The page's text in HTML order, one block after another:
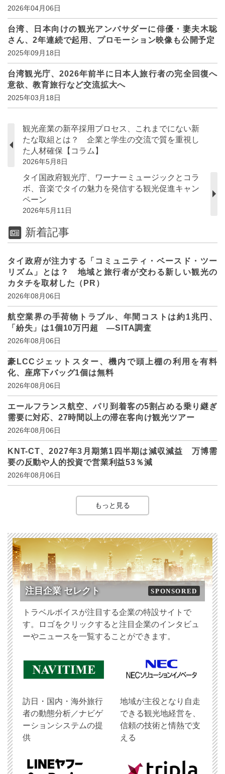
2026年04月06日
台湾、日本向けの観光アンバサダーに俳優・妻夫木聡
さん、2年連続で起用、プロモーション映像も公開予定
2025年09月18日
台湾観光庁、2026年前半に日本人旅行者の完全回復へ
意欲、教育旅行など交流拡大へ
2025年03月18日
観光産業の新卒採用プロセス、これまでにない新
たな取組とは？ 企業と学生の交流で質を重視し
た人材確保【コラム】
2026年5月8日
タイ国政府観光庁、ワーナーミュージックとコラ
ボ、音楽でタイの魅力を発信する観光促進キャン
ペーン
2026年5月11日
新着記事
タイ政府が注力する「コミュニティ・ベースド・ツー
リズム」とは？ 地域と旅行者が交わる新しい観光の
カタチを取材した（PR）
2026年08月06日
航空業界の手荷物トラブル、年間コストは約1兆円、
「紛失」は1個10万円超 ―SITA調査
2026年08月06日
豪LCCジェットスター、機内で頭上棚の利用を有料
化、座席下バッグ1個は無料
2026年08月06日
エールフランス航空、パリ到着客の5割占める乗り継ぎ
需要に対応、27時間以上の滞在客向け観光ツアー
2026年08月06日
KNT-CT、2027年3月期第1四半期は減収減益 万博需
要の反動や人的投資で営業利益53％減
2026年08月06日
もっと見る
注目企業 セレクト SPONSORED
トラベルボイスが注目する企業の特設サイトで
す。ロゴをクリックすると注目企業のインタビュ
ーやニュースを一覧することができます。
訪日・国内・海外旅行
者の動態分析／ナビゲ
ーションシステムの提
供
地域が主役となり自走
できる観光地経営を、
信頼の技術と情熱で支
える